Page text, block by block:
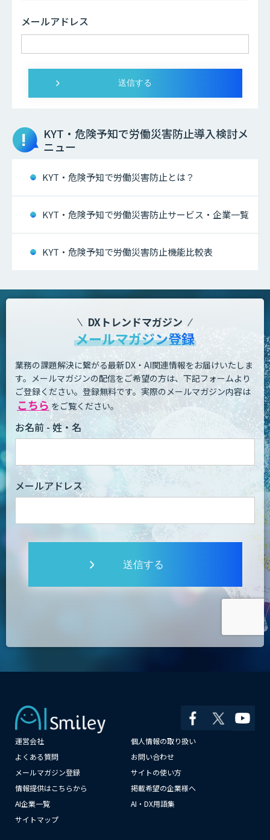
メールアドレス
KYT・危険予知で労働災害防止導入検討メ
ニュー
KYT・危険予知で労働災害防止とは？
KYT・危険予知で労働災害防止サービス・企業一覧
KYT・危険予知で労働災害防止機能比較表
DXトレンドマガジン
メールマガジン登録
業務の課題解決に繋がる最新DX・AI関連情報をお届けいたしま
す。 メールマガジンの配信をご希望の方は、下記フォームより
ご登録ください。登録無料です。 実際のメールマガジン内容は
こちら をご覧ください。
お名前 - 姓・名
メールアドレス
送信する
運営会社
個人情報の取り扱い
よくある質問
お問い合わせ
メールマガジン登録
サイトの使い方
情報提供はこちらから
掲載希望の企業様へ
AI企業一覧
AI・DX用語集
サイトマップ